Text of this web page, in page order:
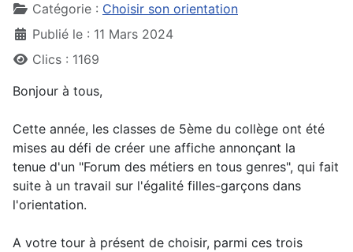
Catégorie : Choisir son orientation
Publié le : 11 Mars 2024
Clics : 1169
Bonjour à tous,
Cette année, les classes de 5ème du collège ont été
mises au défi de créer une affiche annonçant la
tenue d'un "Forum des métiers en tous genres", qui fait
suite à un travail sur l'égalité filles-garçons dans
l'orientation.
A votre tour à présent de choisir, parmi ces trois